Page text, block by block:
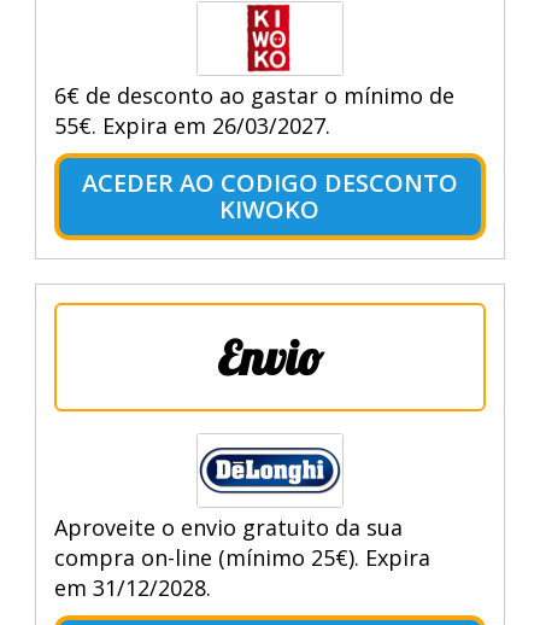
6€ de desconto ao gastar o mínimo de
55€. Expira em 26/03/2027.
ACEDER AO CODIGO DESCONTO
KIWOKO
Envio
Aproveite o envio gratuito da sua
compra on-line (mínimo 25€). Expira
em 31/12/2028.